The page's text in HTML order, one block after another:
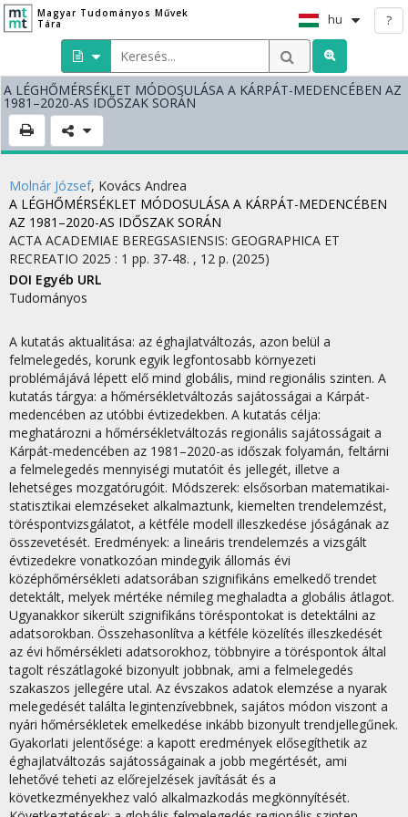
Magyar Tudományos Művek
Tára
hu ?
A LÉGHŐMÉRSÉKLET MÓDOSULÁSA A KÁRPÁT-MEDENCÉBEN AZ
1981–2020-AS IDŐSZAK SORÁN
Molnár József, Kovács Andrea
A LÉGHŐMÉRSÉKLET MÓDOSULÁSA A KÁRPÁT-MEDENCÉBEN
AZ 1981–2020-AS IDŐSZAK SORÁN
ACTA ACADEMIAE BEREGSASIENSIS: GEOGRAPHICA ET
RECREATIO 2025 : 1 pp. 37-48. , 12 p. (2025)
DOI Egyéb URL
Tudományos
A kutatás aktualitása: az éghajlatváltozás, azon belül a
felmelegedés, korunk egyik legfontosabb környezeti
problémájává lépett elő mind globális, mind regionális szinten. A
kutatás tárgya: a hőmérsékletváltozás sajátosságai a Kárpát-
medencében az utóbbi évtizedekben. A kutatás célja:
meghatározni a hőmérsékletváltozás regionális sajátosságait a
Kárpát-medencében az 1981–2020-as időszak folyamán, feltárni
a felmelegedés mennyiségi mutatóit és jellegét, illetve a
lehetséges mozgatórugóit. Módszerek: elsősorban matematikai-
statisztikai elemzéseket alkalmaztunk, kiemelten trendelemzést,
töréspontvizsgálatot, a kétféle modell illeszkedése jóságának az
összevetését. Eredmények: a lineáris trendelemzés a vizsgált
évtizedekre vonatkozóan mindegyik állomás évi
középhőmérsékleti adatsorában szignifikáns emelkedő trendet
detektált, melyek mértéke némileg meghaladta a globális átlagot.
Ugyanakkor sikerült szignifikáns töréspontokat is detektálni az
adatsorokban. Összehasonlítva a kétféle közelítés illeszkedését
az évi hőmérsékleti adatsorokhoz, többnyire a töréspontok által
tagolt részátlagoké bizonyult jobbnak, ami a felmelegedés
szakaszos jellegére utal. Az évszakos adatok elemzése a nyarak
melegedését találta legintenzívebbnek, sajátos módon viszont a
nyári hőmérsékletek emelkedése inkább bizonyult trendjellegűnek.
Gyakorlati jelentősége: a kapott eredmények elősegíthetik az
éghajlatváltozás sajátosságainak a jobb megértését, ami
lehetővé teheti az előrejelzések javítását és a
következményekhez való alkalmazkodás megkönnyítését.